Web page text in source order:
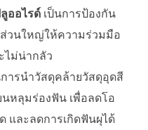
ออไรด์ เป็นการป้องกัน
วนใหญ่ให้ความร่วมมือ
ไม่น่ากลัว
การนำวัสดุคล้ายวัสดุอุดสี
หลุมร่องฟัน เพื่อลดโอ
และลดการเกิดฟันผุได้